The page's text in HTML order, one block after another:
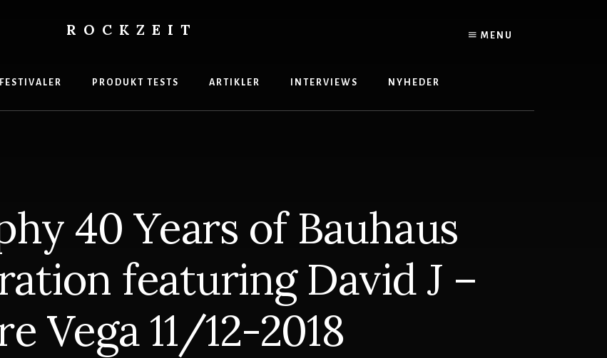
MENU
ROCKZEIT
FESTIVALER PRODUKT TESTS ARTIKLER INTERVIEWS NYHEDER
40 Years of Bauhaus
featuring David J –
Vega 11/12-2018